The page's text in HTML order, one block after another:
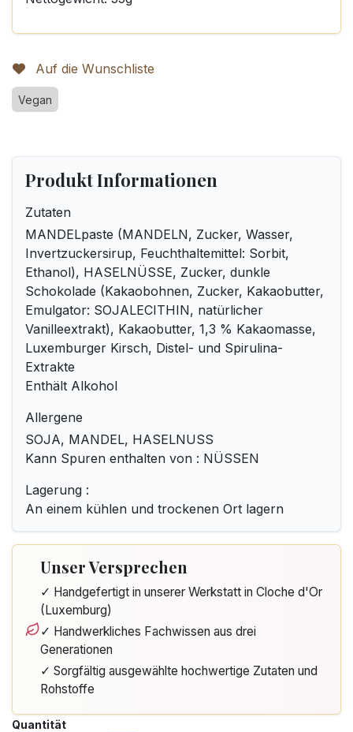
Auf die Wunschliste
Vegan
Produkt Informationen
Zutaten
MANDELpaste (MANDELN, Zucker, Wasser,
Invertzuckersirup, Feuchthaltemittel: Sorbit,
Ethanol), HASELNÜSSE, Zucker, dunkle
Schokolade (Kakaobohnen, Zucker, Kakaobutter,
Emulgator: SOJALECITHIN, natürlicher
Vanilleextrakt), Kakaobutter, 1,3 % Kakaomasse,
Luxemburger Kirsch, Distel- und Spirulina-
Extrakte
Enthält Alkohol
Allergene
SOJA, MANDEL, HASELNUSS
Kann Spuren enthalten von : NÜSSEN
Lagerung :
An einem kühlen und trockenen Ort lagern
Unser Versprechen
✓ Handgefertigt in unserer Werkstatt in Cloche d'Or
(Luxemburg)
✓ Handwerkliches Fachwissen aus drei
Generationen
✓ Sorgfältig ausgewählte hochwertige Zutaten und
Rohstoffe
Quantität